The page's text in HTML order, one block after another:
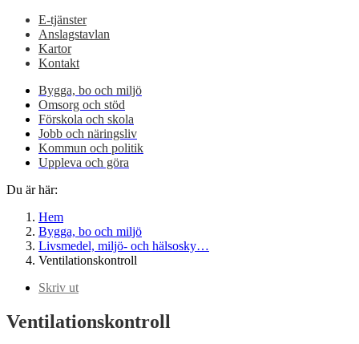
E-tjänster
Anslagstavlan
Kartor
Kontakt
Bygga, bo och miljö
Omsorg och stöd
Förskola och skola
Jobb och näringsliv
Kommun och politik
Uppleva och göra
Du är här:
Hem
Bygga, bo och miljö
Livsmedel, miljö- och hälsosky…
Ventilationskontroll
Skriv ut
Ventilationskontroll